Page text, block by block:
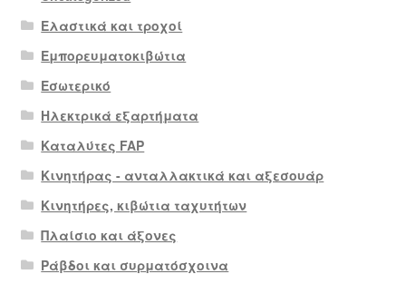
Ελαστικά και τροχοί
Εμπορευματοκιβώτια
Εσωτερικό
Ηλεκτρικά εξαρτήματα
Καταλύτες FAP
Κινητήρας - ανταλλακτικά και αξεσουάρ
Κινητήρες, κιβώτια ταχυτήτων
Πλαίσιο και άξονες
Ράβδοι και συρματόσχοινα